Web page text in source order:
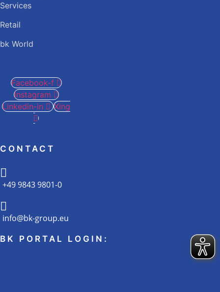
Services
Retail
bk World
Facebook-f
Instagram
Linkedin-in
Xing
CONTACT
+49 9843 9801-0
info@bk-group.eu
BK PORTAL LOGIN: